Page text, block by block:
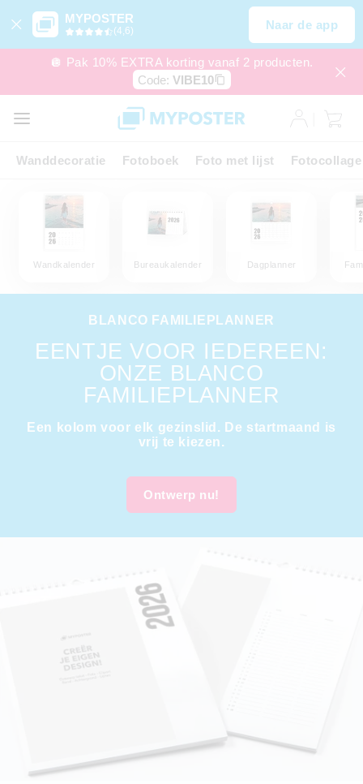
MYPOSTER
(4,6) Naar de app
🪩 Pak 10% EXTRA korting vanaf 2 producten.
Code: VIBE10
Wanddecoratie Fotoboek Foto met lijst Fotocollage
Wandkalender Bureaukalender Dagplanner
BLANCO FAMILIEPLANNER
EENTJE VOOR IEDEREEN:
ONZE BLANCO
FAMILIEPLANNER
Een kolom voor elk gezinslid. De startmaand is
vrij te kiezen.
Ontwerp nu!